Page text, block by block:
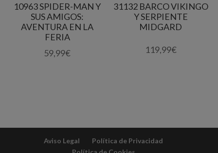
10963 SPIDER-MAN Y
SUS AMIGOS:
AVENTURA EN LA
FERIA
59,99€
31132 BARCO VIKINGO
Y SERPIENTE
MIDGARD
119,99€
Aviso Legal
Política de Privacidad